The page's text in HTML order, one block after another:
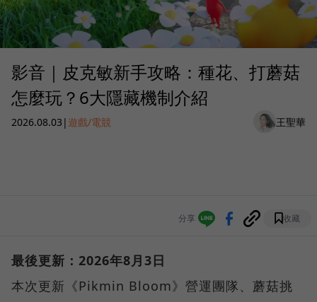
影音｜皮克敏新手攻略：種花、打蘑菇
怎麼玩？6大隱藏機制介紹
2026.08.03 |遊戲/電競 王聖華
分享 收藏
最後更新：2026年8月3日
本次更新《Pikmin Bloom》營運團隊、蘑菇挑